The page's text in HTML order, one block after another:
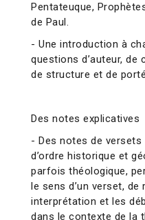
Pentateuque,
de Paul.
- Une introduction à
questions d’auteur,
de structure et de
Des notes explicatives
- Des notes de
d’ordre historique et
parfois théologique,
le sens d’un verset,
interprétation et les
dans le contexte de la